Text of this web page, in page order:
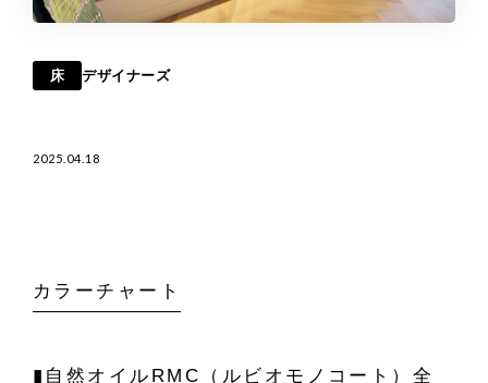
床 デザイナーズ
2025.04.18
カラーチャート
▮自然オイルRMC（ルビオモノコート）全